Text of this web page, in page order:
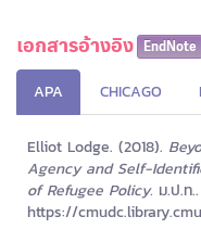
เอกสารอ้างอิง EndNote
APA CHICAGO
Elliot Lodge. (2018).
Agency and Self-
of Refugee Policy. ม.ป.ท..
https://